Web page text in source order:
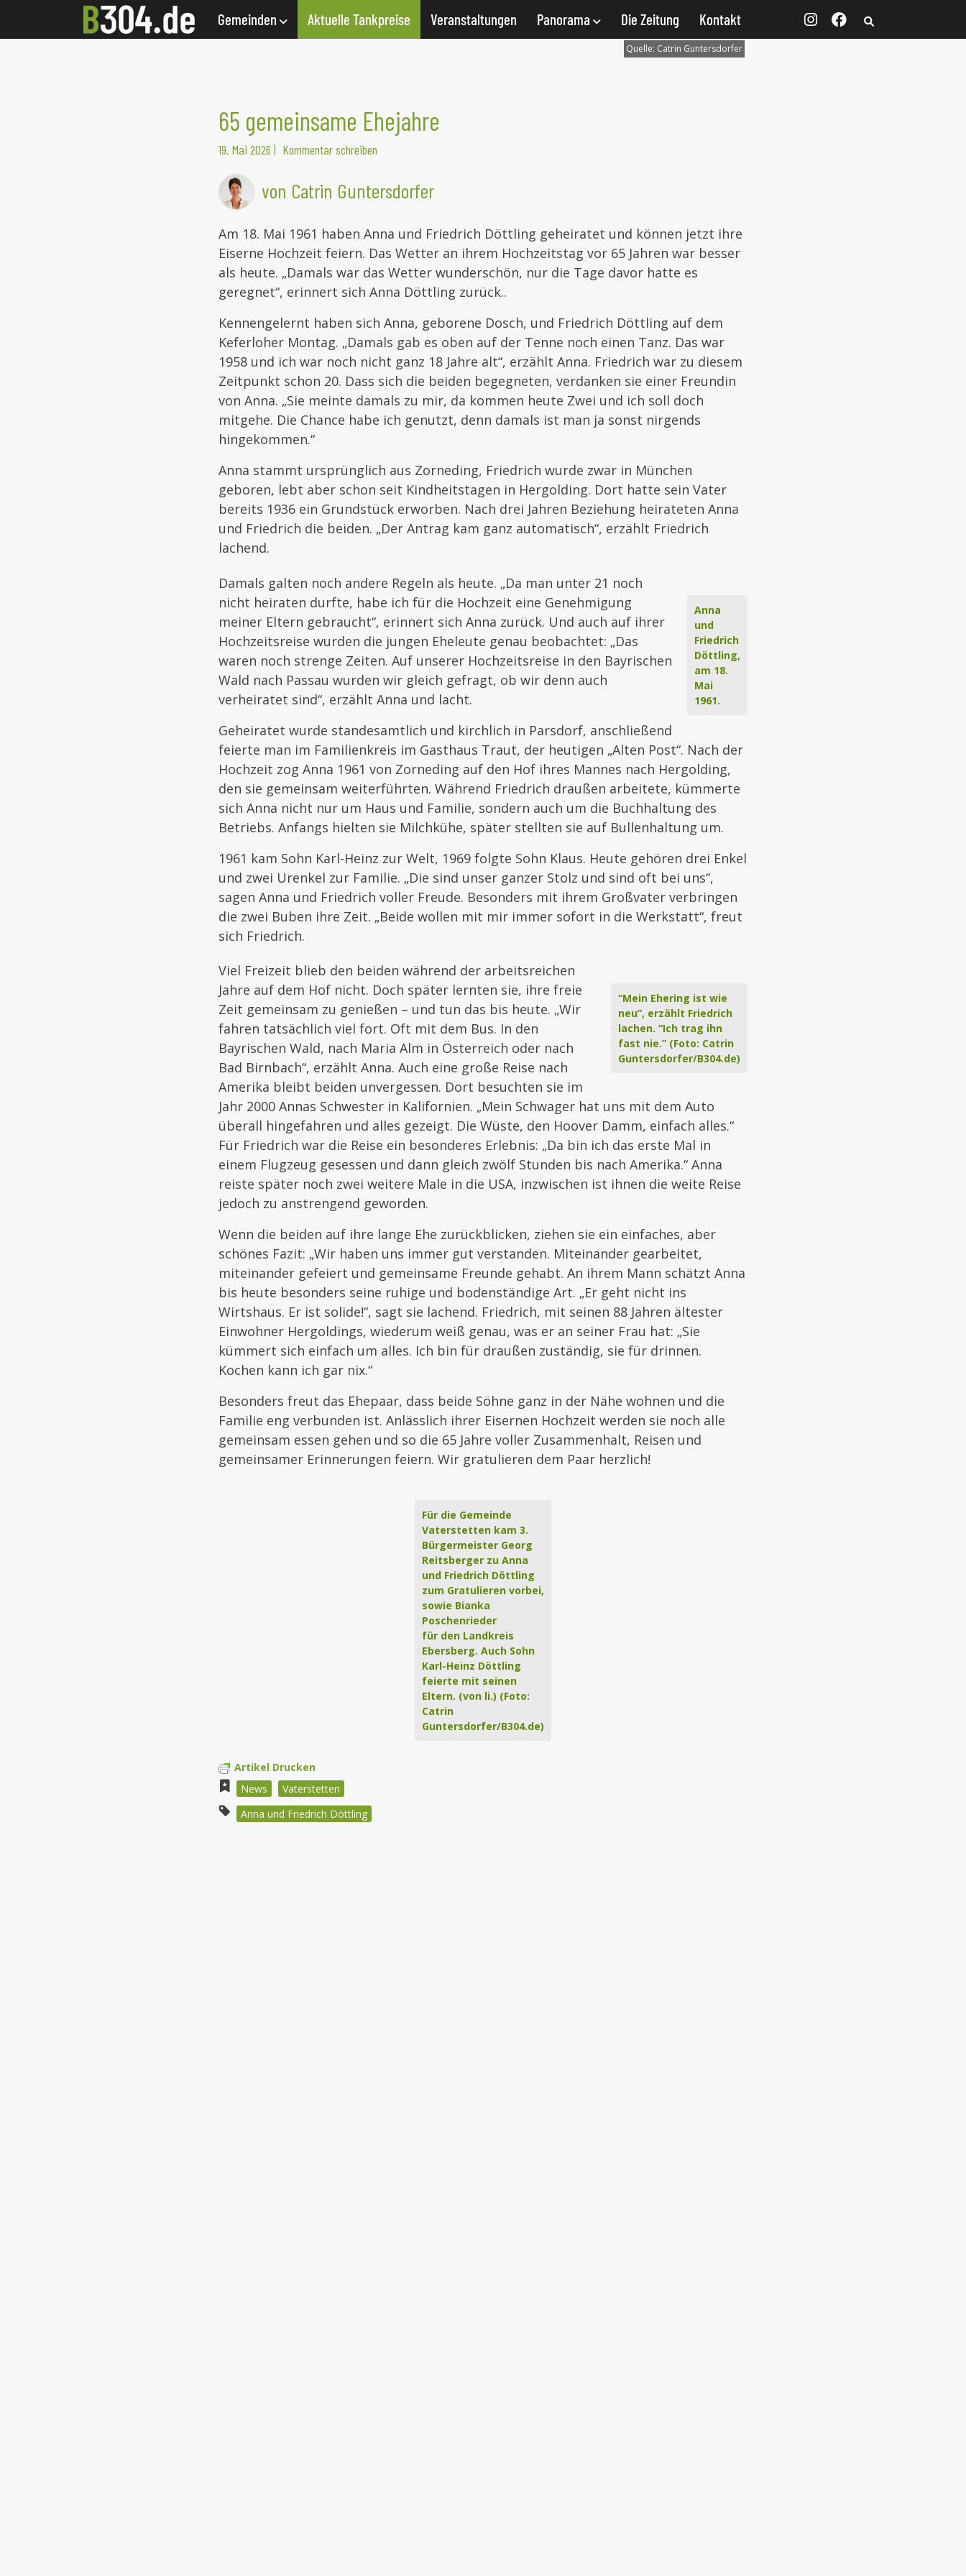
Gemeinden Aktuelle Tankpreise Veranstaltungen Panorama Die Zeitung Kontakt
Quelle: Catrin Guntersdorfer
65 gemeinsame Ehejahre
19. Mai 2026 | Kommentar schreiben
von Catrin Guntersdorfer
Am 18. Mai 1961 haben Anna und Friedrich Döttling geheiratet und können jetzt ihre
Eiserne Hochzeit feiern. Das Wetter an ihrem Hochzeitstag vor 65 Jahren war besser
als heute. „Damals war das Wetter wunderschön, nur die Tage davor hatte es
geregnet“, erinnert sich Anna Döttling zurück..
Kennengelernt haben sich Anna, geborene Dosch, und Friedrich Döttling auf dem
Keferloher Montag. „Damals gab es oben auf der Tenne noch einen Tanz. Das war
1958 und ich war noch nicht ganz 18 Jahre alt“, erzählt Anna. Friedrich war zu diesem
Zeitpunkt schon 20. Dass sich die beiden begegneten, verdanken sie einer Freundin
von Anna. „Sie meinte damals zu mir, da kommen heute Zwei und ich soll doch
mitgehe. Die Chance habe ich genutzt, denn damals ist man ja sonst nirgends
hingekommen.“
Anna stammt ursprünglich aus Zorneding, Friedrich wurde zwar in München
geboren, lebt aber schon seit Kindheitstagen in Hergolding. Dort hatte sein Vater
bereits 1936 ein Grundstück erworben. Nach drei Jahren Beziehung heirateten Anna
und Friedrich die beiden. „Der Antrag kam ganz automatisch“, erzählt Friedrich
lachend.
Anna
und
Friedrich
Döttling,
am 18.
Mai
1961.
Damals galten noch andere Regeln als heute. „Da man unter 21 noch
nicht heiraten durfte, habe ich für die Hochzeit eine Genehmigung
meiner Eltern gebraucht“, erinnert sich Anna zurück. Und auch auf ihrer
Hochzeitsreise wurden die jungen Eheleute genau beobachtet: „Das
waren noch strenge Zeiten. Auf unserer Hochzeitsreise in den Bayrischen
Wald nach Passau wurden wir gleich gefragt, ob wir denn auch
verheiratet sind“, erzählt Anna und lacht.
Geheiratet wurde standesamtlich und kirchlich in Parsdorf, anschließend
feierte man im Familienkreis im Gasthaus Traut, der heutigen „Alten Post“. Nach der
Hochzeit zog Anna 1961 von Zorneding auf den Hof ihres Mannes nach Hergolding,
den sie gemeinsam weiterführten. Während Friedrich draußen arbeitete, kümmerte
sich Anna nicht nur um Haus und Familie, sondern auch um die Buchhaltung des
Betriebs. Anfangs hielten sie Milchkühe, später stellten sie auf Bullenhaltung um.
1961 kam Sohn Karl-Heinz zur Welt, 1969 folgte Sohn Klaus. Heute gehören drei Enkel
und zwei Urenkel zur Familie. „Die sind unser ganzer Stolz und sind oft bei uns“,
sagen Anna und Friedrich voller Freude. Besonders mit ihrem Großvater verbringen
die zwei Buben ihre Zeit. „Beide wollen mit mir immer sofort in die Werkstatt“, freut
sich Friedrich.
“Mein Ehering ist wie
neu”, erzählt Friedrich
lachen. “Ich trag ihn
fast nie.” (Foto: Catrin
Guntersdorfer/B304.de)
Viel Freizeit blieb den beiden während der arbeitsreichen
Jahre auf dem Hof nicht. Doch später lernten sie, ihre freie
Zeit gemeinsam zu genießen – und tun das bis heute. „Wir
fahren tatsächlich viel fort. Oft mit dem Bus. In den
Bayrischen Wald, nach Maria Alm in Österreich oder nach
Bad Birnbach“, erzählt Anna. Auch eine große Reise nach
Amerika bleibt beiden unvergessen. Dort besuchten sie im
Jahr 2000 Annas Schwester in Kalifornien. „Mein Schwager hat uns mit dem Auto
überall hingefahren und alles gezeigt. Die Wüste, den Hoover Damm, einfach alles.“
Für Friedrich war die Reise ein besonderes Erlebnis: „Da bin ich das erste Mal in
einem Flugzeug gesessen und dann gleich zwölf Stunden bis nach Amerika.“ Anna
reiste später noch zwei weitere Male in die USA, inzwischen ist ihnen die weite Reise
jedoch zu anstrengend geworden.
Wenn die beiden auf ihre lange Ehe zurückblicken, ziehen sie ein einfaches, aber
schönes Fazit: „Wir haben uns immer gut verstanden. Miteinander gearbeitet,
miteinander gefeiert und gemeinsame Freunde gehabt. An ihrem Mann schätzt Anna
bis heute besonders seine ruhige und bodenständige Art. „Er geht nicht ins
Wirtshaus. Er ist solide!“, sagt sie lachend. Friedrich, mit seinen 88 Jahren ältester
Einwohner Hergoldings, wiederum weiß genau, was er an seiner Frau hat: „Sie
kümmert sich einfach um alles. Ich bin für draußen zuständig, sie für drinnen.
Kochen kann ich gar nix.“
Besonders freut das Ehepaar, dass beide Söhne ganz in der Nähe wohnen und die
Familie eng verbunden ist. Anlässlich ihrer Eisernen Hochzeit werden sie noch alle
gemeinsam essen gehen und so die 65 Jahre voller Zusammenhalt, Reisen und
gemeinsamer Erinnerungen feiern. Wir gratulieren dem Paar herzlich!
Für die Gemeinde
Vaterstetten kam 3.
Bürgermeister Georg
Reitsberger zu Anna
und Friedrich Döttling
zum Gratulieren vorbei,
sowie Bianka
Poschenrieder
für den Landkreis
Ebersberg. Auch Sohn
Karl-Heinz Döttling
feierte mit seinen
Eltern. (von li.) (Foto:
Catrin
Guntersdorfer/B304.de)
Artikel Drucken
News
Vaterstetten
Anna und Friedrich Döttling